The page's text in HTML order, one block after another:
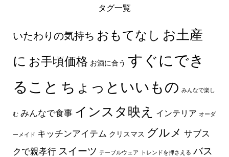
タグ一覧
いたわりの気持ち おもてなし お土産
に お手頃価格 お酒に合う すぐにでき
ること ちょっといいもの みんなで楽し
む みんなで食事 インスタ映え インテリア オーダ
ーメイド キッチンアイテム クリスマス グルメ サブス
クで親孝行 スイーツ テーブルウェア トレンドを押さえる バス